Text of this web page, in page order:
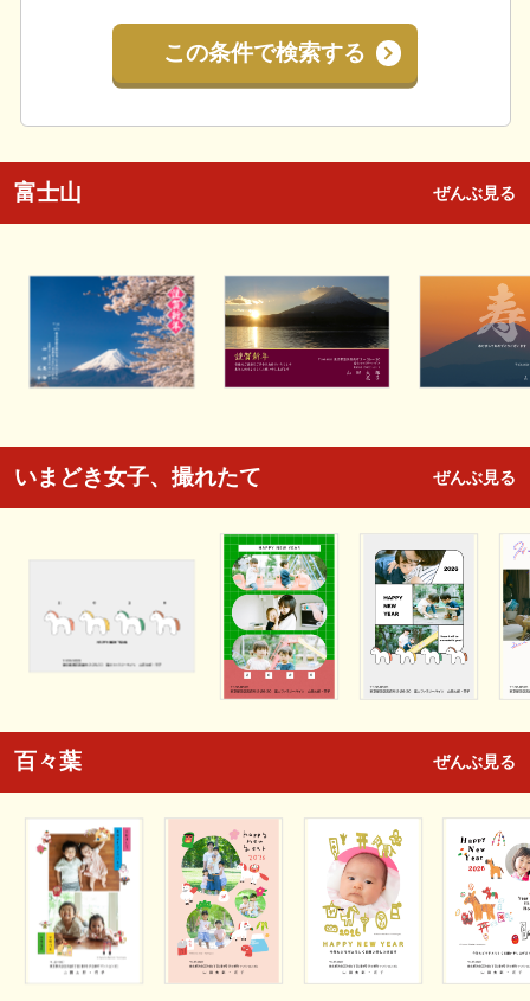
この条件で検索する
富士山 ぜんぶ見る
いまどき女子、撮れたて ぜんぶ見る
百々葉 ぜんぶ見る